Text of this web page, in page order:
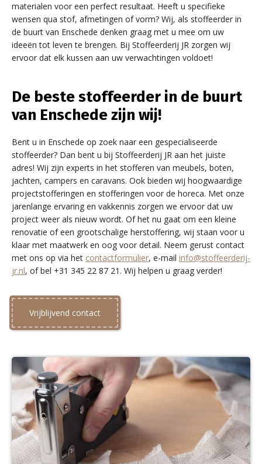
materialen voor een perfect resultaat. Heeft u specifieke
wensen qua stof, afmetingen of vorm? Wij, als stoffeerder in
de buurt van Enschede denken graag met u mee om uw
ideeën tot leven te brengen. Bij Stoffeerderij JR zorgen wij
ervoor dat elk kussen aan uw verwachtingen voldoet!
De beste stoffeerder in de buurt
van Enschede zijn wij!
Bent u in Enschede op zoek naar een gespecialiseerde
stoffeerder? Dan bent u bij Stoffeerderij JR aan het juiste
adres! Wij zijn experts in het stofferen van meubels, boten,
jachten, campers en caravans. Ook bieden wij hoogwaardige
projectstofferingen en stofferingen voor de horeca. Met onze
jarenlange ervaring en vakkennis zorgen we ervoor dat uw
project weer als nieuw wordt. Of het nu gaat om een kleine
renovatie of een grootschalige herstoffering, wij staan voor u
klaar met maatwerk en oog voor detail. Neem gerust contact
met ons op via het contactformulier, e-mail info@stoffeerderij-
jr.nl, of bel +31 345 22 87 21. Wij helpen u graag verder!
Vrijblijvend contact